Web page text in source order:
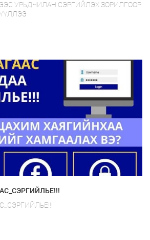
УРЬДЧИЛАН СЭРГИЙЛЭХ ЗОРИЛГООР